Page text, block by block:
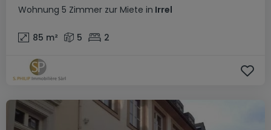
Wohnung 5 Zimmer zur Miete in Irrel
85 m² 5 2